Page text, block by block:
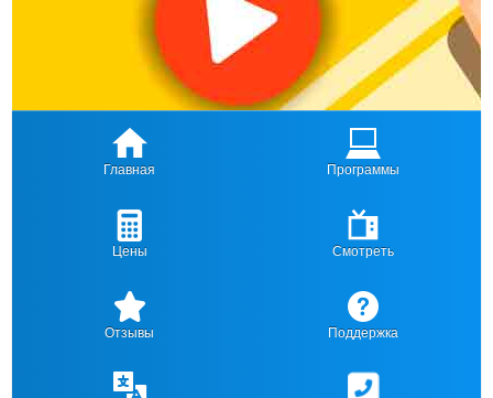
Главная Программы
Цены Смотреть
Отзывы Поддержка